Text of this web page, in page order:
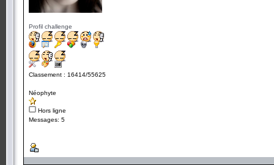
Profil challenge
Classement : 16414/55625
Néophyte
Hors ligne
Messages: 5